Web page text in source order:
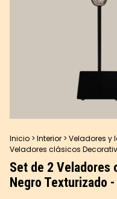
Inicio > Interior > Veladores y
Veladores clásicos
Set de 2 Veladores
Negro Texturizado